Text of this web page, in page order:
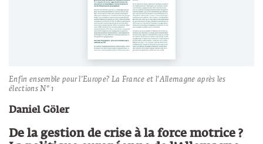
Enfin ensemble pour l’Europe? La France et l’Allemagne après les
élections N° 1
Daniel Göler
De la gestion de crise à la force motrice ?